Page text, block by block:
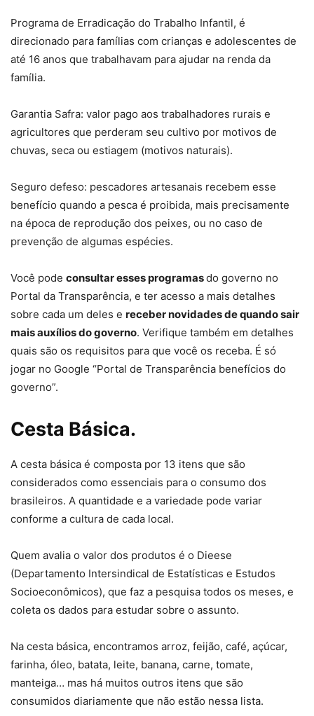
Programa de Erradicação do Trabalho Infantil, é
direcionado para famílias com crianças e adolescentes de
até 16 anos que trabalhavam para ajudar na renda da
família.
Garantia Safra: valor pago aos trabalhadores rurais e
agricultores que perderam seu cultivo por motivos de
chuvas, seca ou estiagem (motivos naturais).
Seguro defeso: pescadores artesanais recebem esse
benefício quando a pesca é proibida, mais precisamente
na época de reprodução dos peixes, ou no caso de
prevenção de algumas espécies.
Você pode consultar esses programasdo governo no
Portal da Transparência, e ter acesso a mais detalhes
sobre cada um deles e receber novidades de quando sair
mais auxílios do governo. Verifique também em detalhes
quais são os requisitos para que você os receba. É só
jogar no Google “Portal de Transparência benefícios do
governo”.
Cesta Básica.
A cesta básica é composta por 13 itens que são
considerados como essenciais para o consumo dos
brasileiros. A quantidade e a variedade pode variar
conforme a cultura de cada local.
Quem avalia o valor dos produtos é o Dieese
(Departamento Intersindical de Estatísticas e Estudos
Socioeconômicos), que faz a pesquisa todos os meses, e
coleta os dados para estudar sobre o assunto.
Na cesta básica, encontramos arroz, feijão, café, açúcar,
farinha, óleo, batata, leite, banana, carne, tomate,
manteiga… mas há muitos outros itens que são
consumidos diariamente que não estão nessa lista.